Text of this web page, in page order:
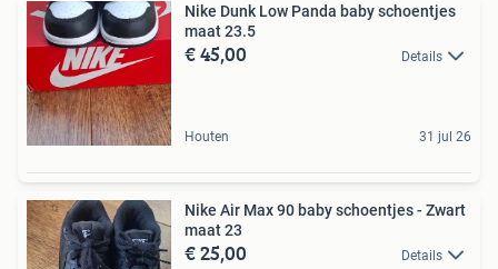
Nike Dunk Low Panda baby schoentjes
maat 23.5
€ 45,00 Details
Houten 31 jul 26
Nike Air Max 90 baby schoentjes - Zwart
maat 23
€ 25,00 Details